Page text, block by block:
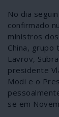
No dia
confirmado
ministros
China, grupo
Lavrov,
presidente
Modi e o
se em